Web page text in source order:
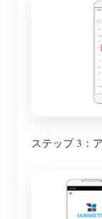
ステップ 3：